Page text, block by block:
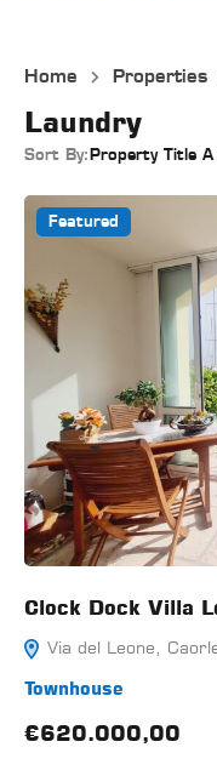
Home Properties
Laundry
Sort By: Property Title
Featured
Clock Dock Villa
Via del Leone,
Townhouse
€620.000,00